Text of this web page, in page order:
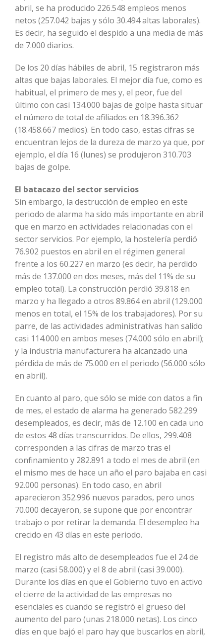
abril, se ha producido 226.548 empleos menos
netos (257.042 bajas y sólo 30.494 altas laborales).
Es decir, ha seguido el despido a una media de más
de 7.000 diarios.
De los 20 días hábiles de abril, 15 registraron más
altas que bajas laborales. El mejor día fue, como es
habitual, el primero de mes y, el peor, fue del
último con casi 134.000 bajas de golpe hasta situar
el número de total de afiliados en 18.396.362
(18.458.667 medios). En todo caso, estas cifras se
encuentran lejos de la dureza de marzo ya que, por
ejemplo, el día 16 (lunes) se produjeron 310.703
bajas de golpe.
El batacazo del sector servicios
Sin embargo, la destrucción de empleo en este
periodo de alarma ha sido más importante en abril
que en marzo en actividades relacionadas con el
sector servicios. Por ejemplo, la hostelería perdió
76.902 puestos en abril en el régimen general
frente a los 60.227 en marzo (es decir, ha perdido
más de 137.000 en dos meses, más del 11% de su
empleo total). La construcción perdió 39.818 en
marzo y ha llegado a otros 89.864 en abril (129.000
menos en total, el 15% de los trabajadores). Por su
parre, de las actividades administrativas han salido
casi 114.000 en ambos meses (74.000 sólo en abril);
y la industria manufacturera ha alcanzado una
pérdida de más de 75.000 en el periodo (56.000 sólo
en abril).
En cuanto al paro, que sólo se mide con datos a fin
de mes, el estado de alarma ha generado 582.299
desempleados, es decir, más de 12.100 en cada uno
de estos 48 días transcurridos. De ellos, 299.408
corresponden a las cifras de marzo tras el
confinamiento y 282.891 a todo el mes de abril (en
el mismo mes de hace un año el paro bajaba en casi
92.000 personas). En todo caso, en abril
aparecieron 352.996 nuevos parados, pero unos
70.000 decayeron, se supone que por encontrar
trabajo o por retirar la demanda. El desempleo ha
crecido en 43 días en este periodo.
El registro más alto de desempleados fue el 24 de
marzo (casi 58.000) y el 8 de abril (casi 39.000).
Durante los días en que el Gobierno tuvo en activo
el cierre de la actividad de las empresas no
esenciales es cuando se registró el grueso del
aumento del paro (unas 218.000 netas). Los cinco
días en que bajó el paro hay que buscarlos en abril,